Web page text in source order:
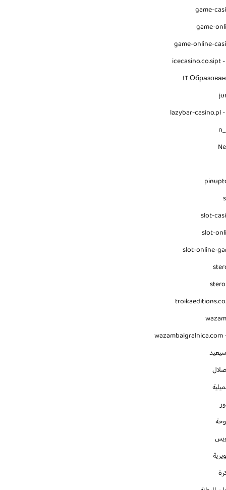
game-
game-
game-online-
icecasino.co.sipt
IT
lazybar-casino.pl
slot-
slot-
slot-online-
wazambaigralnica.com